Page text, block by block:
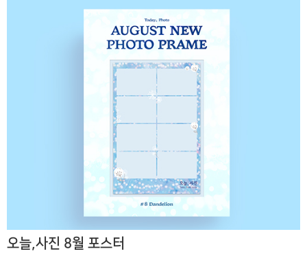
오늘,사진 8월 포스터